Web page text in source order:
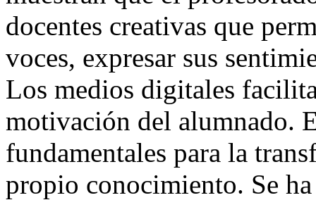
docentes creativas que
voces, expresar sus
Los medios digitales
motivación del alumnado.
fundamentales para la
propio conocimiento. Se